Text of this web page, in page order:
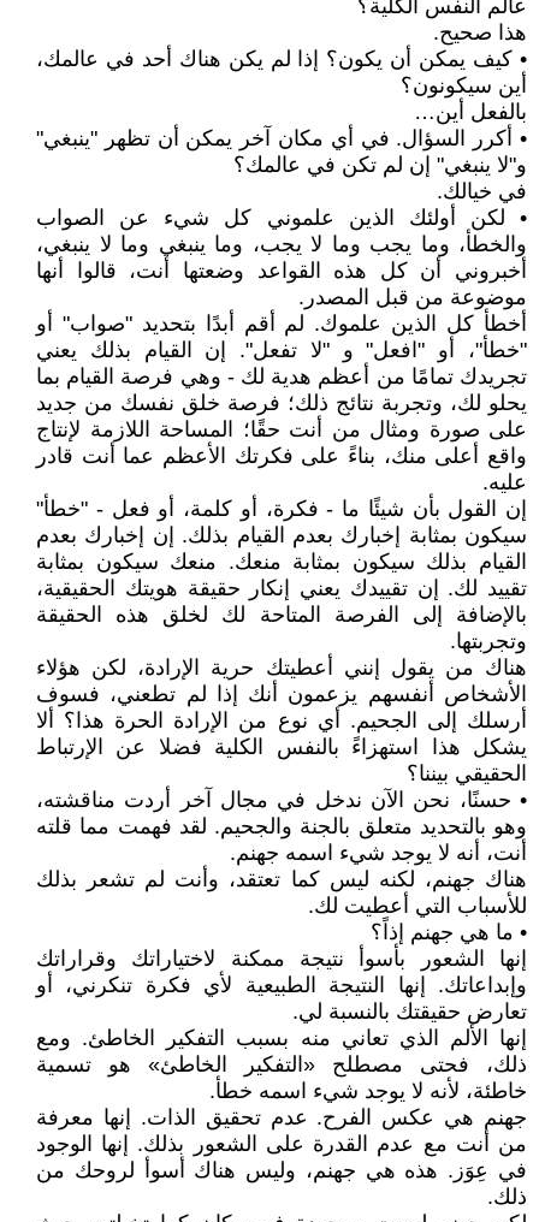
عالم النفس الكلية؟
هذا صحيح.
• كيف يمكن أن يكون؟ إذا لم يكن هناك أحد في عالمك،
أين سيكونون؟
بالفعل أين…
• أكرر السؤال. في أي مكان آخر يمكن أن تظهر "ينبغي"
و"لا ينبغي" إن لم تكن في عالمك؟
في خيالك.
• لكن أولئك الذين علموني كل شيء عن الصواب
والخطأ، وما يجب وما لا يجب، وما ينبغي وما لا ينبغي،
أخبروني أن كل هذه القواعد وضعتها أنت، قالوا أنها
موضوعة من قبل المصدر.
أخطأ كل الذين علموك. لم أقم أبدًا بتحديد "صواب" أو
"خطأ"، أو "افعل" و "لا تفعل". إن القيام بذلك يعني
تجريدك تمامًا من أعظم هدية لك - وهي فرصة القيام بما
يحلو لك، وتجربة نتائج ذلك؛ فرصة خلق نفسك من جديد
على صورة ومثال من أنت حقًا؛ المساحة اللازمة لإنتاج
واقع أعلى منك، بناءً على فكرتك الأعظم عما أنت قادر
عليه.
إن القول بأن شيئًا ما - فكرة، أو كلمة، أو فعل - "خطأ"
سيكون بمثابة إخبارك بعدم القيام بذلك. إن إخبارك بعدم
القيام بذلك سيكون بمثابة منعك. منعك سيكون بمثابة
تقييد لك. إن تقييدك يعني إنكار حقيقة هويتك الحقيقية،
بالإضافة إلى الفرصة المتاحة لك لخلق هذه الحقيقة
وتجربتها.
هناك من يقول إنني أعطيتك حرية الإرادة، لكن هؤلاء
الأشخاص أنفسهم يزعمون أنك إذا لم تطعني، فسوف
أرسلك إلى الجحيم. أي نوع من الإرادة الحرة هذا؟ ألا
يشكل هذا استهزاءً بالنفس الكلية فضلا عن الإرتباط
الحقيقي بيننا؟
• حسنًا، نحن الآن ندخل في مجال آخر أردت مناقشته،
وهو بالتحديد متعلق بالجنة والجحيم. لقد فهمت مما قلته
أنت، أنه لا يوجد شيء اسمه جهنم.
هناك جهنم، لكنه ليس كما تعتقد، وأنت لم تشعر بذلك
للأسباب التي أعطيت لك.
• ما هي جهنم إذاً؟
إنها الشعور بأسوأ نتيجة ممكنة لاختياراتك وقراراتك
وإبداعاتك. إنها النتيجة الطبيعية لأي فكرة تنكرني، أو
تعارض حقيقتك بالنسبة لي.
إنها الألم الذي تعاني منه بسبب التفكير الخاطئ. ومع
ذلك، فحتى مصطلح «التفكير الخاطئ» هو تسمية
خاطئة، لأنه لا يوجد شيء اسمه خطأ.
جهنم هي عكس الفرح. عدم تحقيق الذات. إنها معرفة
من أنت مع عدم القدرة على الشعور بذلك. إنها الوجود
في عِوَز. هذه هي جهنم، وليس هناك أسوأ لروحك من
ذلك.